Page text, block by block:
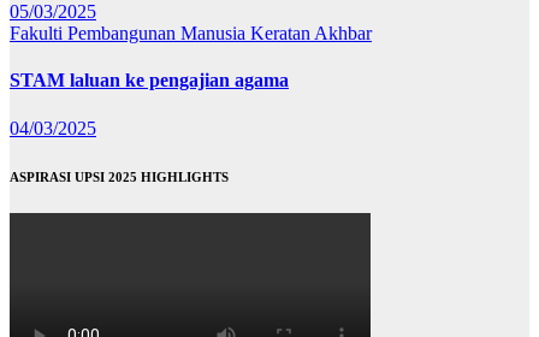
05/03/2025
Fakulti Pembangunan Manusia Keratan Akhbar
STAM laluan ke pengajian agama
04/03/2025
ASPIRASI UPSI 2025 HIGHLIGHTS